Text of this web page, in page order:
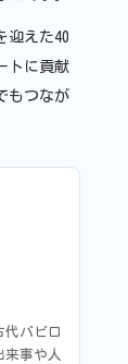
迎えた40
トに貢献
もつなが
代バビロ
来事や人